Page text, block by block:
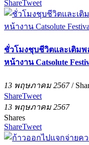
ShareTweet
ชั่วโมงชุบชีวิตและเติมพ
หน้างาน Catsolute
13 พฤษภาคม 2567/
ShareTweet
13 พฤษภาคม 2567
Shares
ShareTweet